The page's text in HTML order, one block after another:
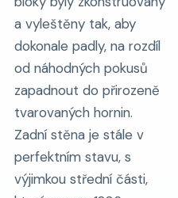
a vyleštěny tak, aby
dokonale padly, na rozdíl
od náhodných pokusů
zapadnout do přirozeně
tvarovaných hornin.
Zadní stěna je stále v
perfektním stavu, s
výjimkou střední části,